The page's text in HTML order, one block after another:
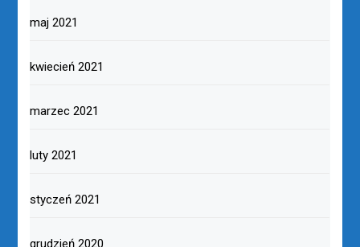
maj 2021
kwiecień 2021
marzec 2021
luty 2021
styczeń 2021